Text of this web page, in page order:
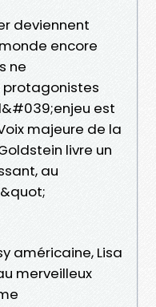
deviennent
encore
ne
est
majeure de la
livre un
au
américaine, Lisa
merveilleux